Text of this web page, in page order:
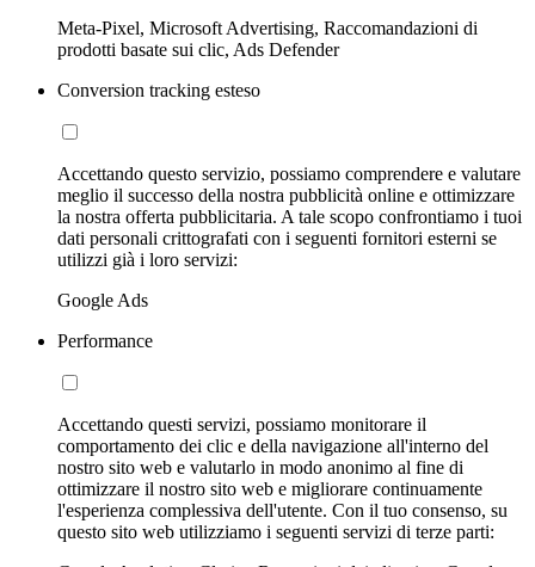
Meta-Pixel, Microsoft Advertising, Raccomandazioni di
prodotti basate sui clic, Ads Defender
Conversion tracking esteso
Accettando questo servizio, possiamo comprendere e valutare
meglio il successo della nostra pubblicità online e ottimizzare
la nostra offerta pubblicitaria. A tale scopo confrontiamo i tuoi
dati personali crittografati con i seguenti fornitori esterni se
utilizzi già i loro servizi:
Google Ads
Performance
Accettando questi servizi, possiamo monitorare il
comportamento dei clic e della navigazione all'interno del
nostro sito web e valutarlo in modo anonimo al fine di
ottimizzare il nostro sito web e migliorare continuamente
l'esperienza complessiva dell'utente. Con il tuo consenso, su
questo sito web utilizziamo i seguenti servizi di terze parti: